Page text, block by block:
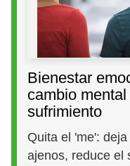
Bienestar
cambio
sufrimiento
Quita el 'me':
ajenos, reduce el